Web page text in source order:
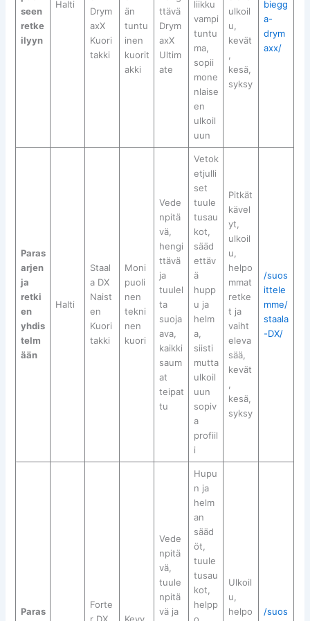
seen
retke
ilyyn
Halti
Drym
axX
Kuori
takki
än
tuntu
inen
kuorit
akki
ttävä
Drym
axX
Ultim
ate
liikku
vampi
tuntu
ma,
sopii
mone
nlaise
en
ulkoil
uun
ulkoil
u,
kevät
kesä,
syksy
biegg
a-
drym
axx/
Paras
arjen
ja
retki
en
yhdis
telm
ään
Halti
Staal
a DX
Naist
en
Kuori
takki
Moni
puoli
nen
tekni
nen
kuori
Vede
npitä
vä,
hengi
ttävä
ja
tuulel
ta
suoja
ava,
kaikki
saum
at
teipat
tu
Vetok
etjulli
set
tuule
tusau
kot,
sääd
ettäv
ä
hupp
u ja
helm
a,
siisti
mutta
ulkoil
uun
sopiv
a
profiil
i
Pitkät
kävel
yt,
ulkoil
u,
helpo
mmat
retke
t ja
vaiht
eleva
sää,
kevät
kesä,
syksy
/suos
ittele
mme/
staala
-DX/
Paras
Forte
Vede
npitä
vä,
tuule
npitä
vä ja
Hupu
n ja
helm
an
sääd
öt,
tuule
tusau
kot,
helpp
Ulkoil
u,
helpo
/suos